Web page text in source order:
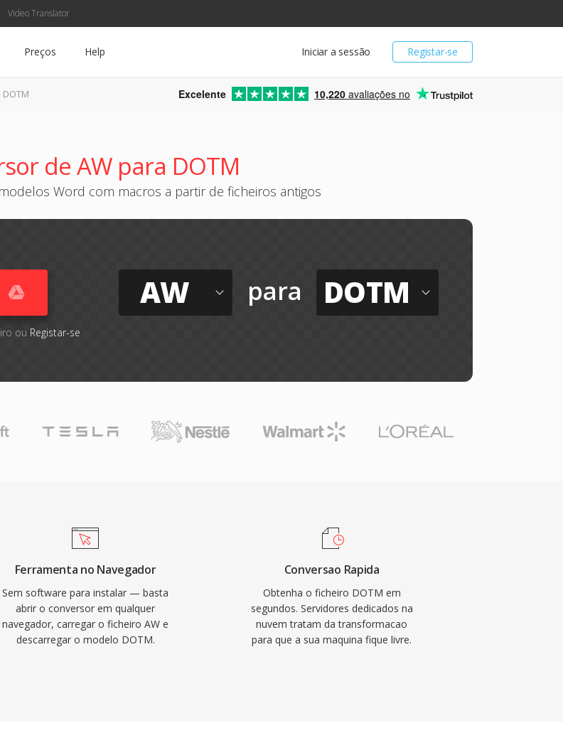
Video Translator
Registar-se
Iniciar a sessão
Preços Help
Excelente 10,220 avaliações no
de AW para DOTM
Word com macros a partir de ficheiros antigos
ou Registar-se
AW para DOTM
Ferramenta no Navegador
Sem software para instalar — basta
abrir o conversor em qualquer
navegador, carregar o ficheiro AW e
descarregar o modelo DOTM.
Conversao Rapida
Obtenha o ficheiro DOTM em
segundos. Servidores dedicados na
nuvem tratam da transformacao
para que a sua maquina fique livre.